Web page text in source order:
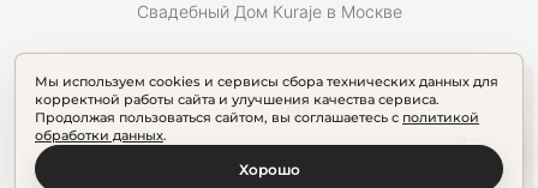
Мы используем cookies и сервисы сбора технических данных для
корректной работы сайта и улучшения качества сервиса.
Продолжая пользоваться сайтом, вы соглашаетесь с политикой
обработки данных.
Хорошо
Свадебный Дом Kuraje в Москве